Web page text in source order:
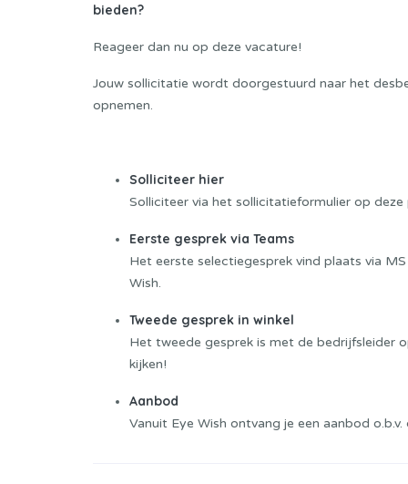
bieden?
Reageer dan nu op deze vacature!
Jouw sollicitatie wordt doorgestuurd naar het
opnemen.
Solliciteer hier
Solliciteer via het sollicitatieformulier op
Eerste gesprek via Teams
Het eerste selectiegesprek vind plaats via
Wish.
Tweede gesprek in winkel
Het tweede gesprek is met de bedrijfsleider
kijken!
Aanbod
Vanuit Eye Wish ontvang je een aanbod